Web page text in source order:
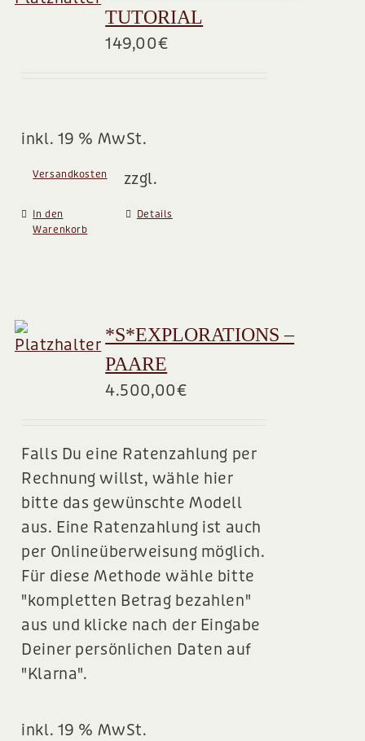
TUTORIAL
149,00€
inkl. 19 % MwSt.
zzgl.
Versandkosten
In den
Warenkorb
Details
*S*EXPLORATIONS –
PAARE
4.500,00€
Falls Du eine Ratenzahlung per
Rechnung willst, wähle hier
bitte das gewünschte Modell
aus. Eine Ratenzahlung ist auch
per Onlineüberweisung möglich.
Für diese Methode wähle bitte
"kompletten Betrag bezahlen"
aus und klicke nach der Eingabe
Deiner persönlichen Daten auf
"Klarna".
inkl. 19 % MwSt.